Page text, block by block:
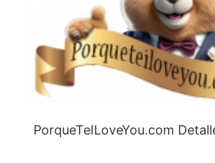
PorqueTeILoveYou.com